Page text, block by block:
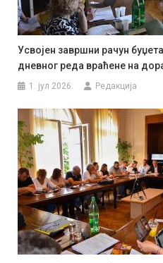
Усвојен завршни рачун
дневног реда враћене на
1. јул 2026. Редакција